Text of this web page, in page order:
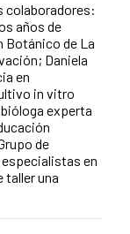
colaboradores:
años de
Botánico de La
Daniela
en
in vitro
experta
de
en
taller una